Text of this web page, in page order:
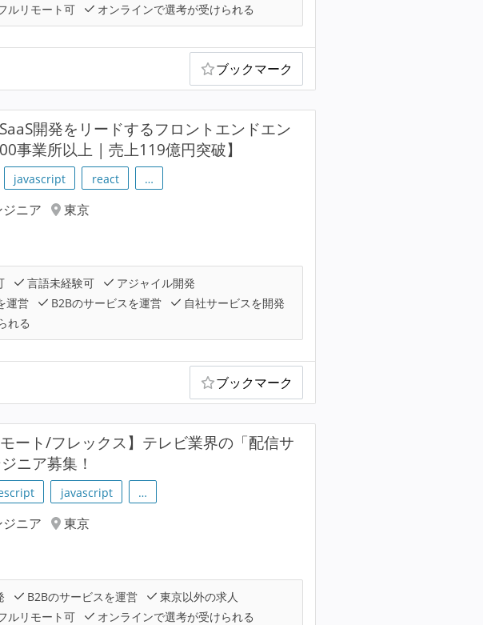
ルリモート可 オンラインで選考が受けられる
ブックマーク
開発をリードするフロントエンドエン
事業所以上 | 売上119億円突破】
javascript react …
ニア
東京
言語未経験可
アジャイル開発
運営 B2Bのサービスを運営
自社サービスを開発
れる
ブックマーク
ート/フレックス】テレビ業界の「配信サ
ニア募集！
javascript …
ニア
東京
B2Bのサービスを運営
東京以外の求人
ルリモート可 オンラインで選考が受けられる